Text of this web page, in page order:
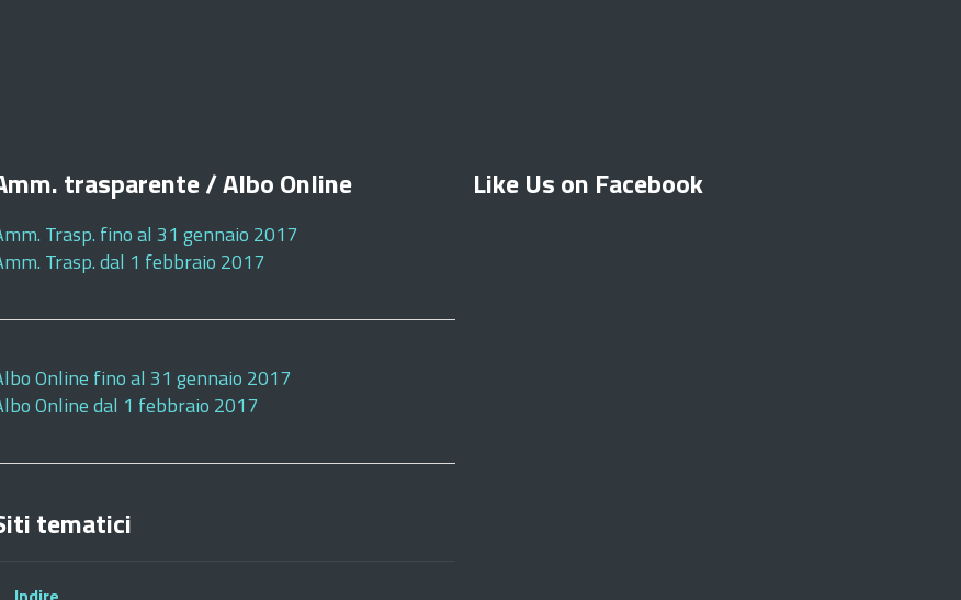
trasparente / Albo Online
Trasp. fino al 31 gennaio 2017
Trasp. dal 1 febbraio 2017
Online fino al 31 gennaio 2017
Online dal 1 febbraio 2017
tematici
Like Us on Facebook